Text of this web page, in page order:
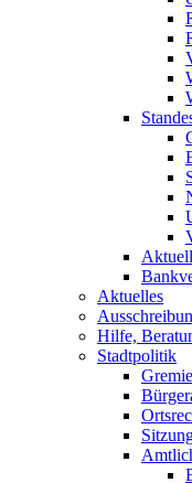
Aktuelles
Hilfe,
Stadtpolitik